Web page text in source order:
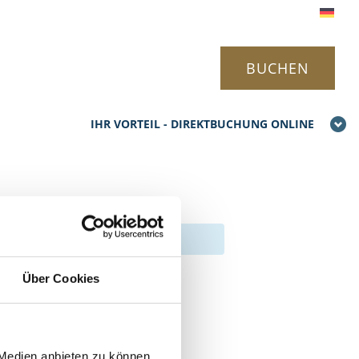
Über Cookies
anbieten zu können
IHR VORTEIL - DIREKTBUCHUNG ONLINE
BUCHEN